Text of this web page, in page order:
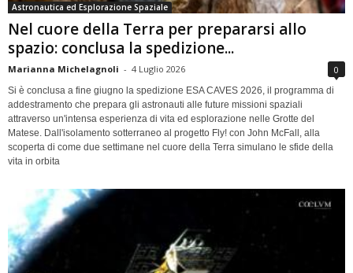
Astronautica ed Esplorazione Spaziale
Nel cuore della Terra per prepararsi allo
spazio: conclusa la spedizione...
Marianna Michelagnoli - 4 Luglio 2026 0
Si è conclusa a fine giugno la spedizione ESA CAVES 2026, il programma di
addestramento che prepara gli astronauti alle future missioni spaziali
attraverso un'intensa esperienza di vita ed esplorazione nelle Grotte del
Matese. Dall'isolamento sotterraneo al progetto Fly! con John McFall, alla
scoperta di come due settimane nel cuore della Terra simulano le sfide della
vita in orbita